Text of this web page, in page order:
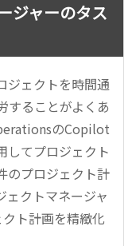
ジャーのタス
ジェクトを時間通
することがよくあ
のCopilot
してプロジェクト
のプロジェクト計
ェクトマネージャ
ト計画を精緻化